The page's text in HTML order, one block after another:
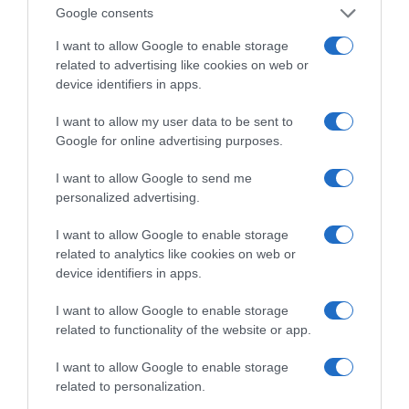
Google consents
I want to allow Google to enable storage
related to advertising like cookies on web or
device identifiers in apps.
I want to allow my user data to be sent to
Google for online advertising purposes.
I want to allow Google to send me
personalized advertising.
I want to allow Google to enable storage
related to analytics like cookies on web or
device identifiers in apps.
I want to allow Google to enable storage
related to functionality of the website or app.
I want to allow Google to enable storage
related to personalization.